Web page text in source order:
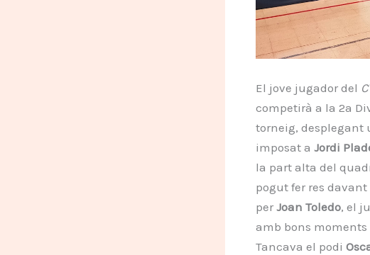
El jove jugador del
competirà a la 2a
torneig, desplegant
imposat a Jordi
la part alta del
pogut fer res
per Joan Toledo, el
amb bons
Tancava el podi